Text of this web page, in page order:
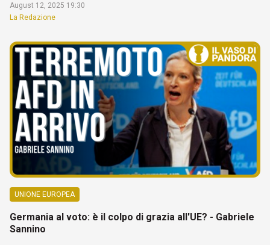
August 12, 2025 19:30
La Redazione
UNIONE EUROPEA
Germania al voto: è il colpo di grazia all'UE? - Gabriele
Sannino